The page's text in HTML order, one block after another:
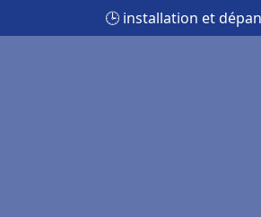
🕒 installation et